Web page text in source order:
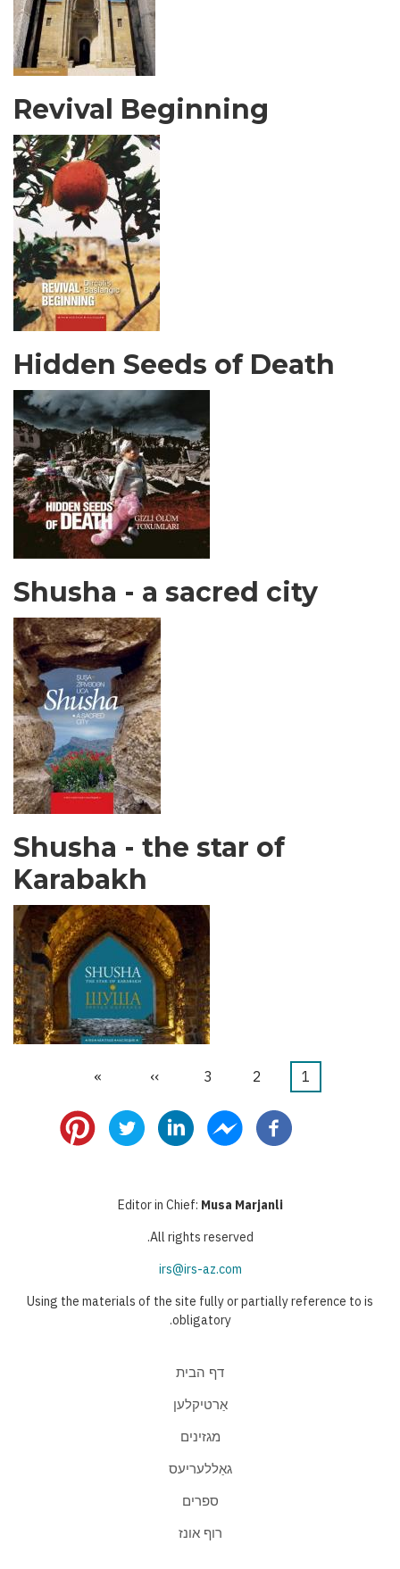
Revival Beginning
Hidden Seeds of Death
Shusha - a sacred city
Shusha - the star of
Karabakh
דף
1 דף
2 דף
3
הדף
››
הדף
»
Editor in Chief: Musa Marjanli
All rights reserved.
irs@irs-az.com
Using the materials of the site fully or partially reference to is
obligatory.
דף הבית
אַרטיקלען
מגזינים
גאַללעריעס
ספרים
רוף אונז